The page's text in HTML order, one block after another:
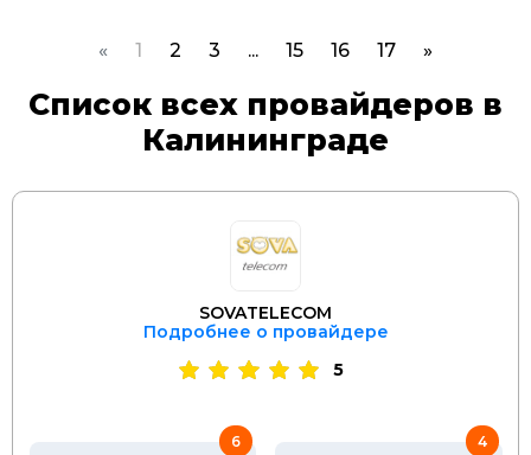
« 1 2 3 ... 15 16 17 »
Список всех провайдеров в
Калининграде
SOVATELECOM
Подробнее о провайдере
5
6 4